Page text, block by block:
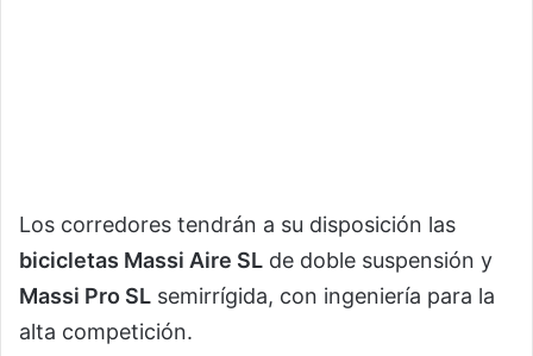
Los corredores tendrán a su disposición las
bicicletas Massi Aire SL de doble suspensión y
Massi Pro SL semirrígida, con ingeniería para la
alta competición.